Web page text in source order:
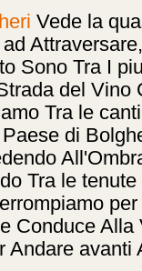
Vede la
Sono Tra I
del Vino
Tra le
di
Tra le
Conduce
Andare avanti